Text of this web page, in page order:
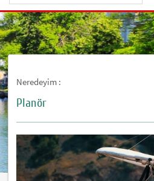
Neredeyim :
Planör